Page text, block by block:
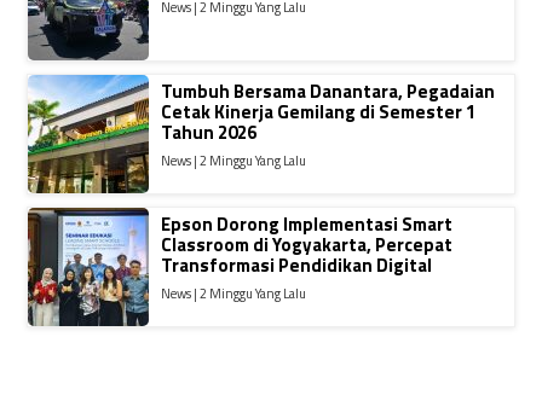
News | 2 Minggu Yang Lalu
Tumbuh Bersama Danantara, Pegadaian
Cetak Kinerja Gemilang di Semester 1
Tahun 2026
News | 2 Minggu Yang Lalu
Epson Dorong Implementasi Smart
Classroom di Yogyakarta, Percepat
Transformasi Pendidikan Digital
News | 2 Minggu Yang Lalu